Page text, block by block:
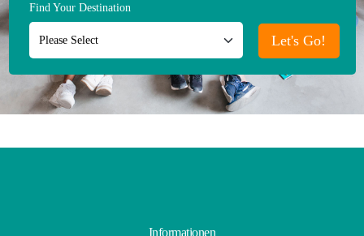
&
Erfahrungen
Preise
Gastfamilie
Find Your Destination
Let's Go!
Informationen